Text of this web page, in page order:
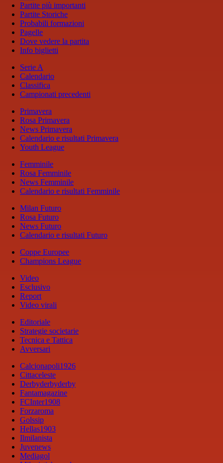
Partite più importanti
Partite Storiche
Probabili formazioni
Pagelle
Dove vedere la partita
Info biglietti
Serie A
Calendario
Classifica
Campionati precedenti
Primavera
Rosa Primavera
News Primavera
Calendario e risultati Primavera
Youth League
Femminile
Rosa Femminile
News Femminile
Calendario e risultati Femminile
Milan Futuro
Rosa Futuro
News Futuro
Calendario e risultati Futuro
Coppe Europee
Champions League
Video
Esclusivo
Report
Video virali
Editoriale
Strategie societarie
Tecnica e Tattica
Avversari
Calcionapoli1926
Cittaceleste
Derbyderbyderby
Fantamagazine
FCInter1908
Forzaroma
Golssip
Hellas1903
Ilmilanista
Juvenews
Mediagol